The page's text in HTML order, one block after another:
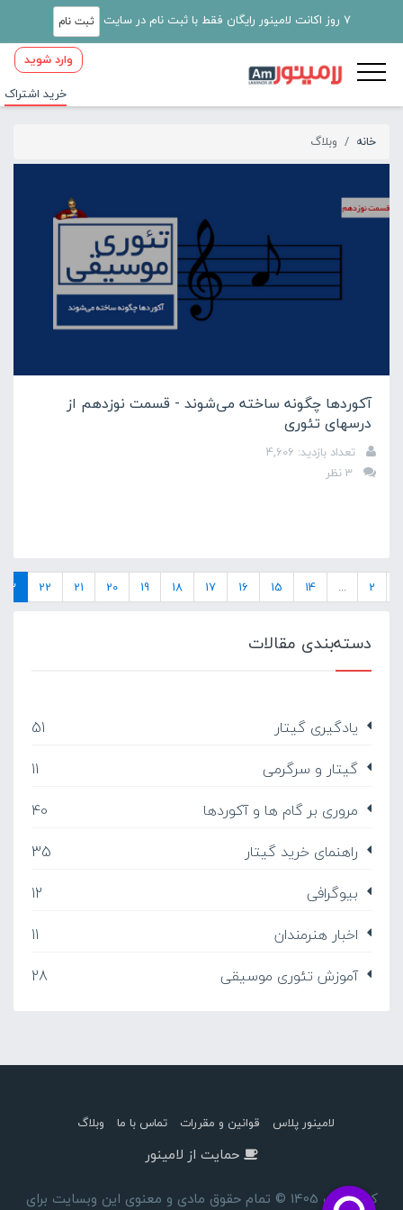
7 روز اکانت لامینور رایگان فقط با ثبت نام در سایت ثبت نام
وارد شوید
خرید اشتراک
خانه وبلاگ
آکوردها چگونه ساخته می‌شوند - قسمت نوزدهم از
درسهای تئوری
تعداد بازدید: 4,606
2
...
14
15
16
17
18
19
20
21
22
23
دسته‌بندی مقالات
یادگیری گیتار
51
گیتار و سرگرمی
11
مروری بر گام ها و آکوردها
40
راهنمای خرید گیتار
35
بیوگرافی
12
اخبار هنرمندان
11
آموزش تئوری موسیقی
28
لامینور پلاس قوانین و مقررات تماس با ما وبلاگ
حمایت از لامینور
کپی رایت 1405 © تمام حقوق مادی و معنوی این وبسایت برای